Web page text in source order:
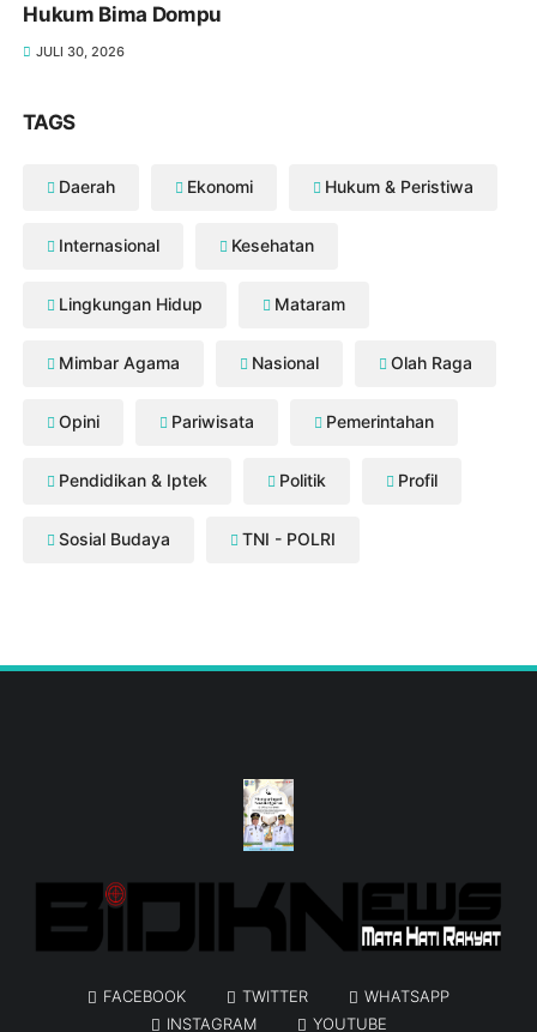
Hukum Bima Dompu
JULI 30, 2026
TAGS
Daerah Ekonomi Hukum & Peristiwa
Internasional Kesehatan
Lingkungan Hidup Mataram
Mimbar Agama Nasional Olah Raga
Opini Pariwisata Pemerintahan
Pendidikan & Iptek Politik Profil
Sosial Budaya TNI - POLRI
FACEBOOK TWITTER
WHATSAPP
INSTAGRAM
YOUTUBE